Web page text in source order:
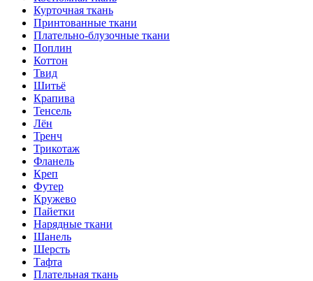
Курточная ткань
Принтованные ткани
Плательно-блузочные ткани
Поплин
Коттон
Твид
Шитьё
Крапива
Тенсель
Лён
Тренч
Трикотаж
Фланель
Креп
Футер
Кружево
Пайетки
Нарядные ткани
Шанель
Шерсть
Тафта
Плательная ткань